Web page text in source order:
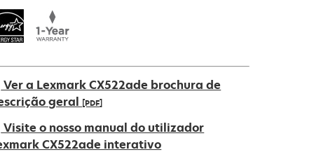
Ver a Lexmark CX522ade brochura de
geral [PDF]
Visite o nosso manual do utilizador
CX522ade interativo